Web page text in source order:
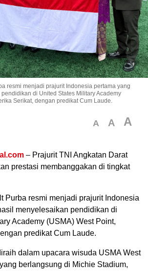
resmi menjadi prajurit Indonesia pertama yang
di United States Military Academy
Serikat, dengan predikat Cum Laude.
A A A
– Prajurit TNI Angkatan Darat
prestasi membanggakan di tingkat
Purba resmi menjadi prajurit Indonesia
menyelesaikan pendidikan di
Academy (USMA) West Point,
predikat Cum Laude.
dalam upacara wisuda USMA West
berlangsung di Michie Stadium,